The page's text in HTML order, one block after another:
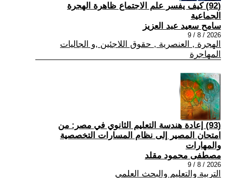
(92) كيف يفسر علم الاجتماع ظاهرة الهجرة
الجماعية
سامح سعيد عبد العزيز
2026 / 8 / 9
الهجرة , العنصرية , حقوق اللاجئين ,و الجاليات
المهاجرة
(93) إعادة هندسة التعليم الثانوي في مصر: من
امتحان المصير إلى نظام المسارات التخصصية
والمهارات
مصطفى محمود مقلد
2026 / 8 / 9
التربية والتعليم والبحث العلمي